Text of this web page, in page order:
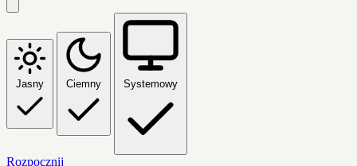
Jasny Ciemny Systemowy
Rozpocznij